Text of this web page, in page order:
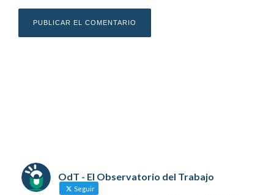
OdT - El Observatorio del Trabajo
Seguir